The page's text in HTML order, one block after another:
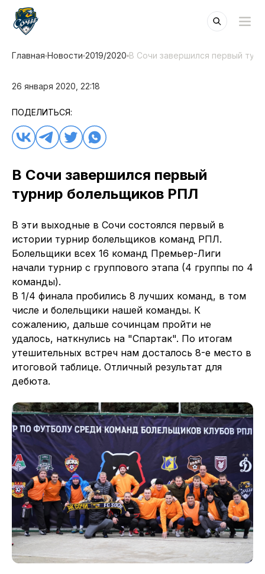
Главная Новости 2019/2020 В Сочи завершился первый
26 января 2020, 22:18
ПОДЕЛИТЬСЯ:
В Сочи завершился первый
турнир болельщиков РПЛ
В эти выходные в Сочи состоялся первый в
истории турнир болельщиков команд РПЛ.
Болельщики всех 16 команд Премьер-Лиги
начали турнир с группового этапа (4 группы по 4
команды).
В 1/4 финала пробились 8 лучших команд, в том
числе и болельщики нашей команды. К
сожалению, дальше сочинцам пройти не
удалось, наткнулись на "Спартак". По итогам
утешительных встреч нам досталось 8-е место в
итоговой таблице. Отличный результат для
дебюта.